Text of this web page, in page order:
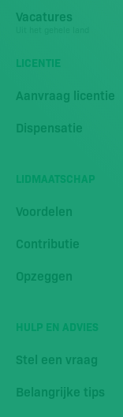
Vacatures
LICENTIE
Aanvraag licentie
Dispensatie
LIDMAATSCHAP
Voordelen
Contributie
Opzeggen
HULP EN ADVIES
Stel een vraag
Belangrijke tips